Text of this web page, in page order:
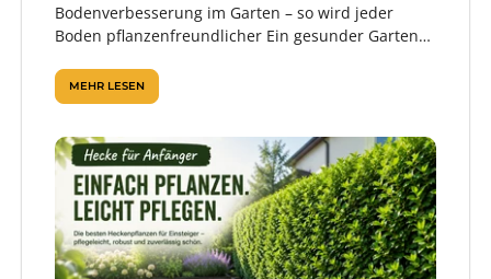
Bodenverbesserung im Garten – so wird jeder
Boden pflanzenfreundlicher Ein gesunder Garten
ausreichend...
MEHR LESEN